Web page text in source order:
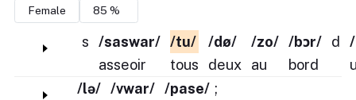
s
/saswar/
asseoir
/tu/
tous
/dø/
deux
/zo/
au
/bɔr/
bord
d
/lə/ /vwar/ /pase/ ;